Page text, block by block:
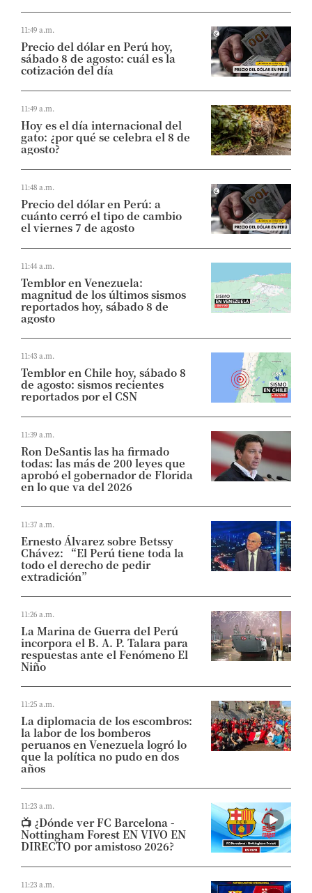
11:49 a.m.
Precio del dólar en Perú hoy,
sábado 8 de agosto: cuál es la
cotización del día
11:49 a.m.
Hoy es el día internacional del
gato: ¿por qué se celebra el 8 de
agosto?
11:48 a.m.
Precio del dólar en Perú: a
cuánto cerró el tipo de cambio
el viernes 7 de agosto
11:44 a.m.
Temblor en Venezuela:
magnitud de los últimos sismos
reportados hoy, sábado 8 de
agosto
11:43 a.m.
Temblor en Chile hoy, sábado 8
de agosto: sismos recientes
reportados por el CSN
11:39 a.m.
Ron DeSantis las ha firmado
todas: las más de 200 leyes que
aprobó el gobernador de Florida
en lo que va del 2026
11:37 a.m.
Ernesto Álvarez sobre Betssy
Chávez: “El Perú tiene toda la
todo el derecho de pedir
extradición”
11:26 a.m.
La Marina de Guerra del Perú
incorpora el B. A. P. Talara para
respuestas ante el Fenómeno El
Niño
11:25 a.m.
La diplomacia de los escombros:
la labor de los bomberos
peruanos en Venezuela logró lo
que la política no pudo en dos
años
11:23 a.m.
📺​ ¿Dónde ver FC Barcelona -
Nottingham Forest EN VIVO EN
DIRECTO por amistoso 2026?
11:23 a.m.